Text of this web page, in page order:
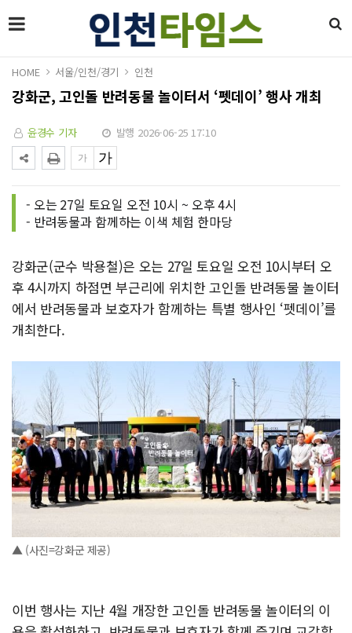
HOME 서울/인천/경기 인천
강화군, 고인돌 반려동물 놀이터서 ‘펫데이’ 행사 개최
윤경수 기자 발행 2026-06-25 17:10
- 오는 27일 토요일 오전 10시 ~ 오후 4시
- 반려동물과 함께하는 이색 체험 한마당
강화군(군수 박용철)은 오는 27일 토요일 오전 10시부터 오
후 4시까지 하점면 부근리에 위치한 고인돌 반려동물 놀이터
에서 반려동물과 보호자가 함께하는 특별 행사인 ‘펫데이’를
개최한다.
▲ (사진=강화군 제공)
이번 행사는 지난 4월 개장한 고인돌 반려동물 놀이터의 이